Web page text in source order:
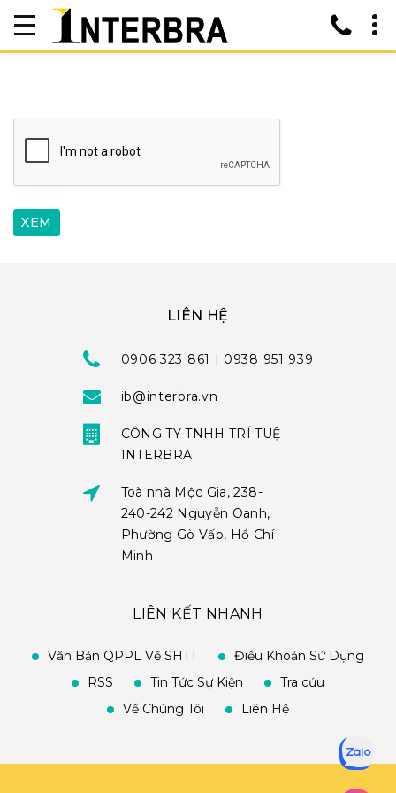
LIÊN HỆ
0906 323 861 | 0938 951 939
ib@interbra.vn
CÔNG TY TNHH TRÍ TUỆ
INTERBRA
Toà nhà Mộc Gia, 238-
240-242 Nguyễn Oanh,
Phường Gò Vấp, Hồ Chí
Minh
LIÊN KẾT NHANH
Văn Bản QPPL Về SHTT
Điều Khoản Sử Dụng
RSS
Tin Tức Sự Kiện
Tra cứu
Về Chúng Tôi
Liên Hệ